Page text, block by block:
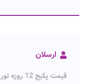
ارسلان
قیمت پکیج 12 روزه تور مصر ۱۴۰۴ میشه بگید